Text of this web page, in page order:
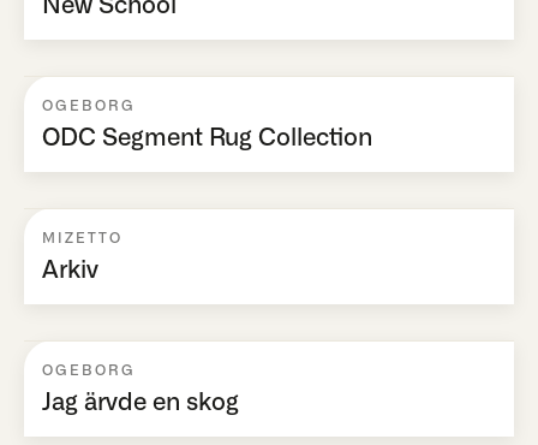
New School
OGEBORG
ODC Segment Rug Collection
MIZETTO
Arkiv
OGEBORG
Jag ärvde en skog